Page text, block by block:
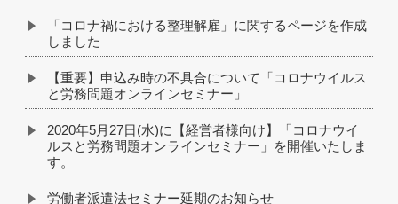
「コロナ禍における整理解雇」に関するページを作成
しました
【重要】申込み時の不具合について「コロナウイルス
と労務問題オンラインセミナー」
2020年5月27日(水)に【経営者様向け】「コロナウイ
ルスと労務問題オンラインセミナー」を開催いたしま
す。
労働者派遣法セミナー延期のお知らせ